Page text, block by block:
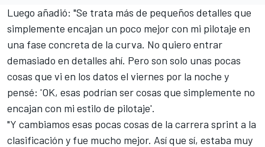
Luego añadió: "Se trata más de pequeños detalles que
simplemente encajan un poco mejor con mi pilotaje en
una fase concreta de la curva. No quiero entrar
demasiado en detalles ahí. Pero son solo unas pocas
cosas que vi en los datos el viernes por la noche y
pensé: 'OK, esas podrían ser cosas que simplemente no
encajan con mi estilo de pilotaje'.
"Y cambiamos esas pocas cosas de la carrera sprint a la
clasificación y fue mucho mejor. Así que sí, estaba muy